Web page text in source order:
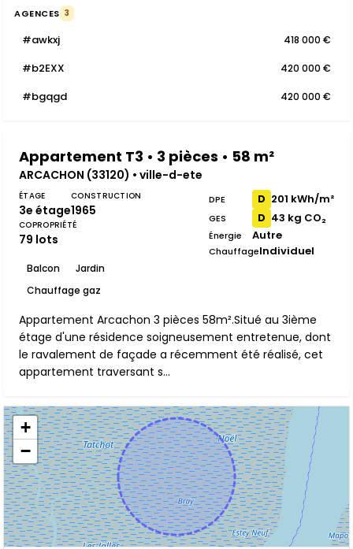
AGENCES 3
#awkxj 418 000 €
#b2EXX 420 000 €
#bgqgd 420 000 €
Appartement T3 • 3 pièces • 58 m²
ARCACHON (33120) • ville-d-ete
ÉTAGE
3e étage
CONSTRUCTION
1965
COPROPRIÉTÉ
79 lots
Balcon
Jardin
Chauffage gaz
DPE D 201 kWh/m²
GES D 43 kg CO₂
Énergie Autre
ChauffageIndividuel
Appartement Arcachon 3 pièces 58m².Situé au 3ième
étage d'une résidence soigneusement entretenue, dont
le ravalement de façade a récemment été réalisé, cet
appartement traversant s...
+
−